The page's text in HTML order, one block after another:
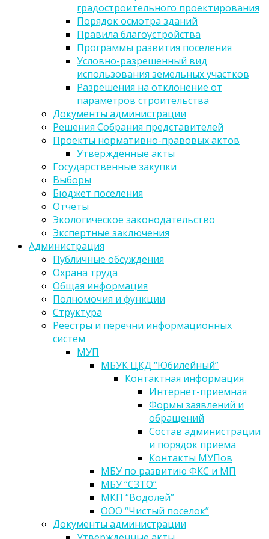
градостроительного проектирования
Порядок осмотра зданий
Правила благоустройства
Программы развития поселения
Условно-разрешенный вид
использования земельных участков
Разрешения на отклонение от
параметров строительства
Документы администрации
Решения Собрания представителей
Проекты нормативно-правовых актов
Утвержденные акты
Государственные закупки
Выборы
Бюджет поселения
Отчеты
Экологическое законодательство
Экспертные заключения
Администрация
Публичные обсуждения
Охрана труда
Общая информация
Полномочия и функции
Структура
Реестры и перечни информационных
систем
МУП
МБУК ЦКД “Юбилейный”
Контактная информация
Интернет-приемная
Формы заявлений и
обращений
Состав администрации
и порядок приема
Контакты МУПов
МБУ по развитию ФКС и МП
МБУ “СЗТО”
МКП “Водолей”
ООО “Чистый поселок”
Документы администрации